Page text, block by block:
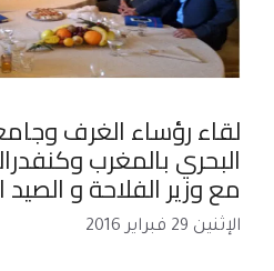
لقاء رؤساء الغرف
البحري بالمغرب
مع وزير الفلاحة و الصيد
الإثنين 29 فبراير 2016